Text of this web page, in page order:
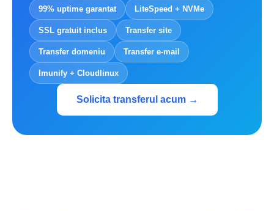
99% uptime garantat LiteSpeed + NVMe
SSL gratuit inclus Transfer site
Transfer domeniu Transfer e-mail
Imunify + Cloudlinux
Solicita transferul acum →